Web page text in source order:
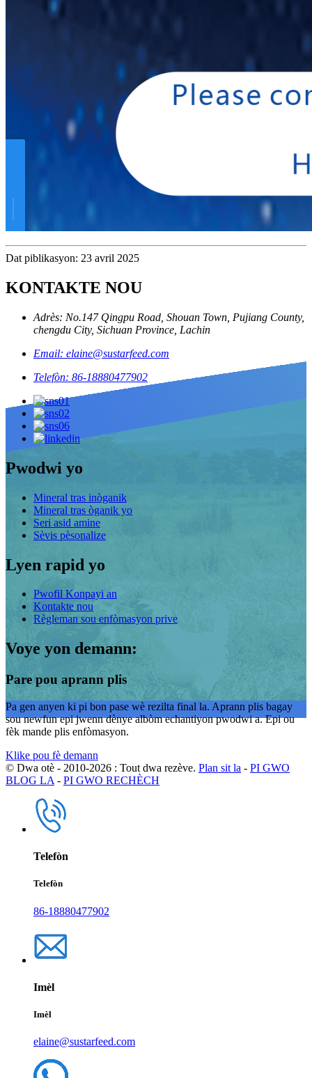
Dat piblikasyon: 23 avril 2025
KONTAKTE NOU
Adrès: No.147 Qingpu Road, Shouan Town, Pujiang County,
chengdu City, Sichuan Province, Lachin
Email: elaine@sustarfeed.com
Telefòn: 86-18880477902
Pwodwi yo
Mineral tras inòganik
Mineral tras òganik yo
Seri asid amine
Sèvis pèsonalize
Lyen rapid yo
Pwofil Konpayi an
Kontakte nou
Règleman sou enfòmasyon prive
Voye yon demann:
Pare pou aprann plis
Pa gen anyen ki pi bon pase wè rezilta final la. Aprann plis bagay
sou newfun epi jwenn dènye albòm echantiyon pwodwi a. Epi ou
fèk mande plis enfòmasyon.
Klike pou fè demann
© Dwa otè - 2010-2026 : Tout dwa rezève. Plan sit la - PI GWO
BLOG LA - PI GWO RECHÈCH
Telefòn
Telefòn
86-18880477902
Imèl
Imèl
elaine@sustarfeed.com